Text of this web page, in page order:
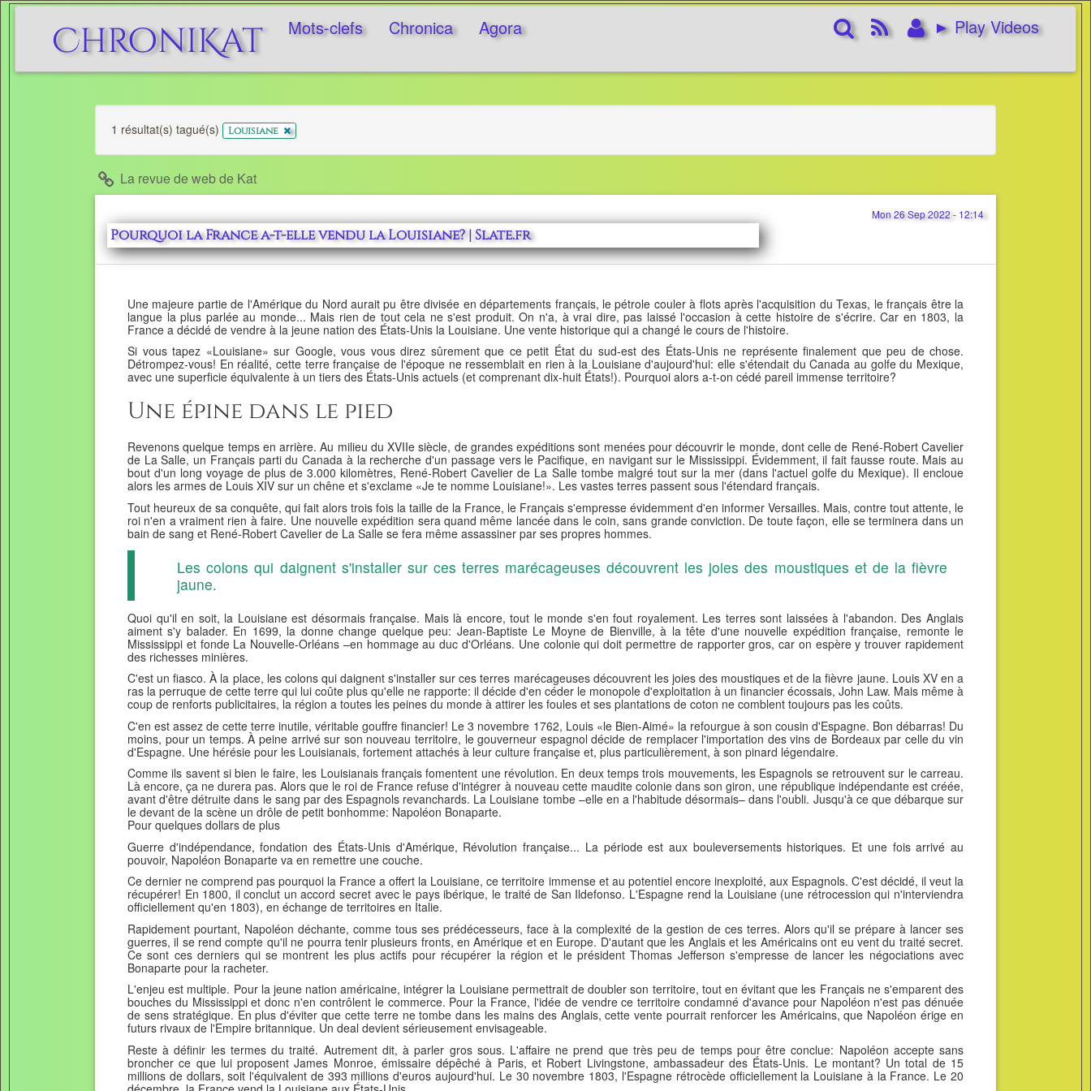
ChroniKat Mots-clefs Chronica Agora ► Play Videos
Rechercher
RSS
Feed
Connexion
1 résultat(s) tagué(s) Louisiane x
La revue de web de Kat
Pourquoi la France a-t-elle vendu la Louisiane? | Slate.fr
Mon 26 Sep 2022 - 12:14
Une majeure partie de l'Amérique du Nord aurait pu être divisée en départements français, le pétrole couler à flots après l'acquisition du Texas, le français être la
langue la plus parlée au monde... Mais rien de tout cela ne s'est produit. On n'a, à vrai dire, pas laissé l'occasion à cette histoire de s'écrire. Car en 1803, la
France a décidé de vendre à la jeune nation des États-Unis la Louisiane. Une vente historique qui a changé le cours de l'histoire.
Si vous tapez «Louisiane» sur Google, vous vous direz sûrement que ce petit État du sud-est des États-Unis ne représente finalement que peu de chose.
Détrompez-vous! En réalité, cette terre française de l'époque ne ressemblait en rien à la Louisiane d'aujourd'hui: elle s'étendait du Canada au golfe du Mexique,
avec une superficie équivalente à un tiers des États-Unis actuels (et comprenant dix-huit États!). Pourquoi alors a-t-on cédé pareil immense territoire?
Une épine dans le pied
Revenons quelque temps en arrière. Au milieu du XVIIe siècle, de grandes expéditions sont menées pour découvrir le monde, dont celle de René-Robert Cavelier
de La Salle, un Français parti du Canada à la recherche d'un passage vers le Pacifique, en navigant sur le Mississippi. Évidemment, il fait fausse route. Mais au
bout d'un long voyage de plus de 3.000 kilomètres, René-Robert Cavelier de La Salle tombe malgré tout sur la mer (dans l'actuel golfe du Mexique). Il encloue
alors les armes de Louis XIV sur un chêne et s'exclame «Je te nomme Louisiane!». Les vastes terres passent sous l'étendard français.
Tout heureux de sa conquête, qui fait alors trois fois la taille de la France, le Français s'empresse évidemment d'en informer Versailles. Mais, contre tout attente, le
roi n'en a vraiment rien à faire. Une nouvelle expédition sera quand même lancée dans le coin, sans grande conviction. De toute façon, elle se terminera dans un
bain de sang et René-Robert Cavelier de La Salle se fera même assassiner par ses propres hommes.
Les colons qui daignent s'installer sur ces terres marécageuses découvrent les joies des moustiques et de la fièvre
jaune.
Quoi qu'il en soit, la Louisiane est désormais française. Mais là encore, tout le monde s'en fout royalement. Les terres sont laissées à l'abandon. Des Anglais
aiment s'y balader. En 1699, la donne change quelque peu: Jean-Baptiste Le Moyne de Bienville, à la tête d'une nouvelle expédition française, remonte le
Mississippi et fonde La Nouvelle-Orléans –en hommage au duc d'Orléans. Une colonie qui doit permettre de rapporter gros, car on espère y trouver rapidement
des richesses minières.
C'est un fiasco. À la place, les colons qui daignent s'installer sur ces terres marécageuses découvrent les joies des moustiques et de la fièvre jaune. Louis XV en a
ras la perruque de cette terre qui lui coûte plus qu'elle ne rapporte: il décide d'en céder le monopole d'exploitation à un financier écossais, John Law. Mais même à
coup de renforts publicitaires, la région a toutes les peines du monde à attirer les foules et ses plantations de coton ne comblent toujours pas les coûts.
C'en est assez de cette terre inutile, véritable gouffre financier! Le 3 novembre 1762, Louis «le Bien-Aimé» la refourgue à son cousin d'Espagne. Bon débarras! Du
moins, pour un temps. À peine arrivé sur son nouveau territoire, le gouverneur espagnol décide de remplacer l'importation des vins de Bordeaux par celle du vin
d'Espagne. Une hérésie pour les Louisianais, fortement attachés à leur culture française et, plus particulièrement, à son pinard légendaire.
Comme ils savent si bien le faire, les Louisianais français fomentent une révolution. En deux temps trois mouvements, les Espagnols se retrouvent sur le carreau.
Là encore, ça ne durera pas. Alors que le roi de France refuse d'intégrer à nouveau cette maudite colonie dans son giron, une république indépendante est créée,
avant d'être détruite dans le sang par des Espagnols revanchards. La Louisiane tombe –elle en a l'habitude désormais– dans l'oubli. Jusqu'à ce que débarque sur
le devant de la scène un drôle de petit bonhomme: Napoléon Bonaparte.
Pour quelques dollars de plus
Guerre d'indépendance, fondation des États-Unis d'Amérique, Révolution française... La période est aux bouleversements historiques. Et une fois arrivé au
pouvoir, Napoléon Bonaparte va en remettre une couche.
Ce dernier ne comprend pas pourquoi la France a offert la Louisiane, ce territoire immense et au potentiel encore inexploité, aux Espagnols. C'est décidé, il veut la
récupérer! En 1800, il conclut un accord secret avec le pays ibérique, le traité de San Ildefonso. L'Espagne rend la Louisiane (une rétrocession qui n'interviendra
officiellement qu'en 1803), en échange de territoires en Italie.
Rapidement pourtant, Napoléon déchante, comme tous ses prédécesseurs, face à la complexité de la gestion de ces terres. Alors qu'il se prépare à lancer ses
guerres, il se rend compte qu'il ne pourra tenir plusieurs fronts, en Amérique et en Europe. D'autant que les Anglais et les Américains ont eu vent du traité secret.
Ce sont ces derniers qui se montrent les plus actifs pour récupérer la région et le président Thomas Jefferson s'empresse de lancer les négociations avec
Bonaparte pour la racheter.
L'enjeu est multiple. Pour la jeune nation américaine, intégrer la Louisiane permettrait de doubler son territoire, tout en évitant que les Français ne s'emparent des
bouches du Mississippi et donc n'en contrôlent le commerce. Pour la France, l'idée de vendre ce territoire condamné d'avance pour Napoléon n'est pas dénuée
de sens stratégique. En plus d'éviter que cette terre ne tombe dans les mains des Anglais, cette vente pourrait renforcer les Américains, que Napoléon érige en
futurs rivaux de l'Empire britannique. Un deal devient sérieusement envisageable.
Reste à définir les termes du traité. Autrement dit, à parler gros sous. L'affaire ne prend que très peu de temps pour être conclue: Napoléon accepte sans
broncher ce que lui proposent James Monroe, émissaire dépêché à Paris, et Robert Livingstone, ambassadeur des États-Unis. Le montant? Un total de 15
millions de dollars, soit l'équivalent de 393 millions d'euros aujourd'hui. Le 30 novembre 1803, l'Espagne rétrocède officiellement la Louisiane à la France. Le 20